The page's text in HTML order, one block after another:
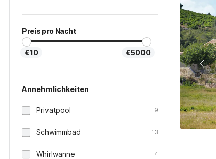
Preis pro Nacht
€10 €5000
Annehmlichkeiten
Privatpool 9
Schwimmbad 13
Whirlwanne 4